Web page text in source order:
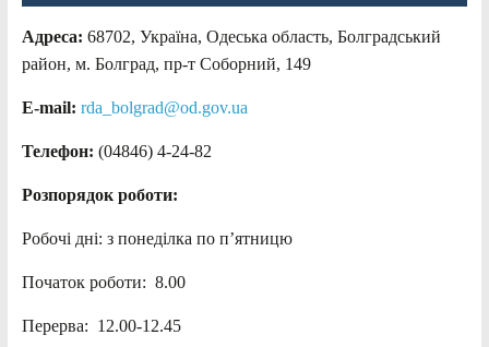
Адреса: 68702, Україна, Одеська область, Болградський
район, м. Болград, пр-т Соборний, 149
E-mail: rda_bolgrad@od.gov.ua
Телефон: (04846) 4-24-82
Розпорядок роботи:
Робочі дні: з понеділка по п’ятницю
Початок роботи: 8.00
Перерва: 12.00-12.45